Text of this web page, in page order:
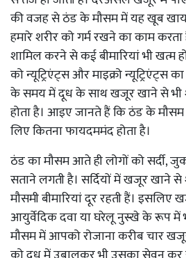
की वजह से ठंड के मौसम में यह खूब
हमारे शरीर को गर्म रखने का काम
शामिल करने से कई बीमारियां भी खत्म
को न्यूट्रिएंट्स और माइक्रो न्यूट्रिएंट्स
के समय में दूध के साथ खजूर खाने से भी
होता है। आइए जानते हैं कि ठंड के
लिए कितना फायदममंद होता है।
ठंड का मौसम आते ही लोगों को सर्दी,
सताने लगती है। सर्दियों में खजूर खाने से
मौसमी बीमारियां दूर रहती हैं।
आयुर्वेदिक दवा या घरेलू नुस्खे के रूप में
मौसम में आपको रोजाना करीब चार